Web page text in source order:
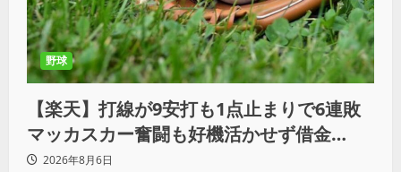
野球
【楽天】打線が9安打も1点止まりで6連敗
マッカスカー奮闘も好機活かせず借金
「22」
2026年8月6日